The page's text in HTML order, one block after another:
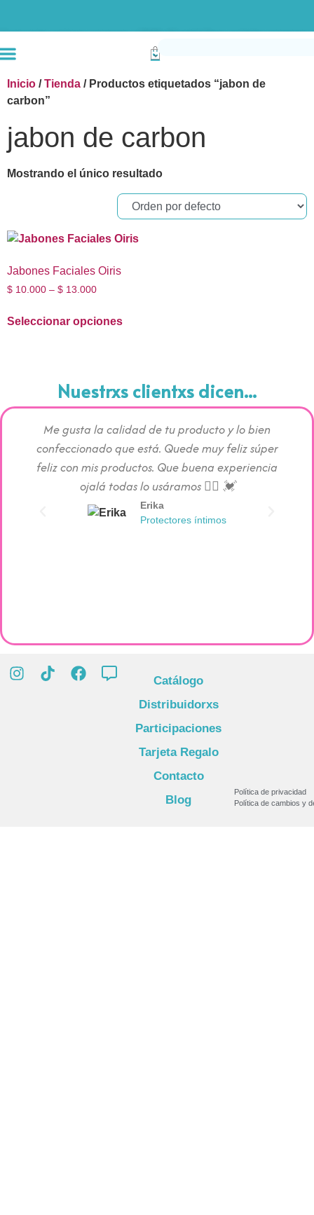
Inicio /Tienda / Productos etiquetados “jabon de
carbon”
jabon de carbon
Mostrando el único resultado
Jabones Faciales Oiris
$ 10.000 – $ 13.000
Seleccionar opciones
Nuestrxs clientxs dicen...
Me gusta la calidad de tu producto y lo bien
confeccionado que está. Quede muy feliz súper
feliz con mis productos. Que buena experiencia
ojalá todas lo usáramos 👯‍♀️ 💓
Erika
Protectores íntimos
Catálogo
Distribuidorxs
Participaciones
Tarjeta Regalo
Contacto
Blog
Política de privacidad
Política de cambios y